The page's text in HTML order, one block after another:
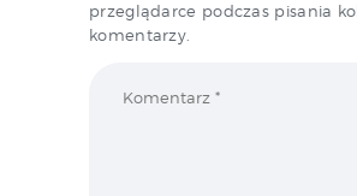
przeglądarce podczas pisania
komentarzy.